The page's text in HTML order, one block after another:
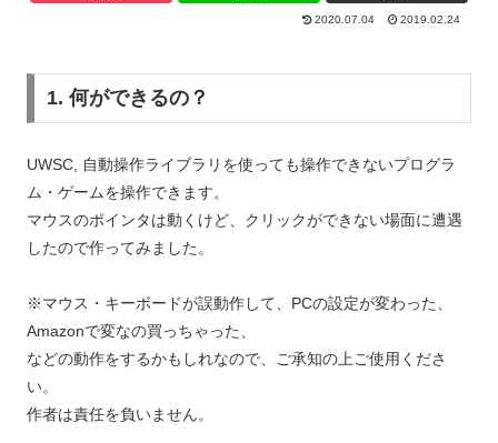
2020.07.04 2019.02.24
1. 何ができるの？
UWSC, 自動操作ライブラリを使っても操作できないプログラ
ム・ゲームを操作できます。
マウスのポインタは動くけど、クリックができない場面に遭遇
したので作ってみました。
※マウス・キーボードが誤動作して、PCの設定が変わった、
Amazonで変なの買っちゃった、
などの動作をするかもしれなので、ご承知の上ご使用くださ
い。
作者は責任を負いません。